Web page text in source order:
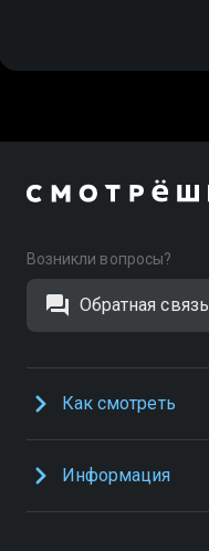
Возникли вопросы?
Обратная связь
Как смотреть
Информация